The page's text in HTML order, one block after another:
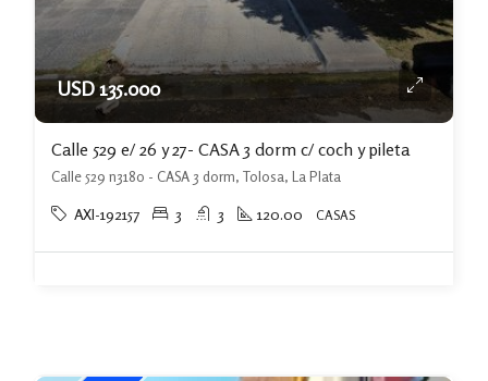
USD 135.000
Calle 529 e/ 26 y 27- CASA 3 dorm c/ coch y pileta
Calle 529 n3180 - CASA 3 dorm, Tolosa, La Plata
AXI-192157 3 3 120.00 CASAS